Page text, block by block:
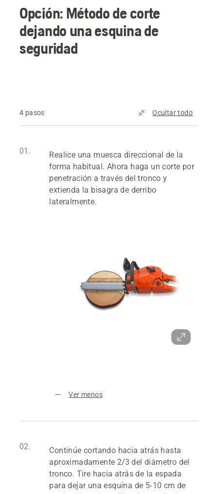
Opción: Método de corte
dejando una esquina de
seguridad
4 pasos Ocultar todo
01.
Realice una muesca direccional de la
forma habitual. Ahora haga un corte por
penetración a través del tronco y
extienda la bisagra de derribo
lateralmente.
Ver menos
02.
Continúe cortando hacia atrás hasta
aproximadamente 2/3 del diámetro del
tronco. Tire hacia atrás de la espada
para dejar una esquina de 5-10 cm de